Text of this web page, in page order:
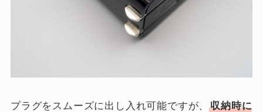
プラグをスムーズに出し入れ可能ですが、収納時に